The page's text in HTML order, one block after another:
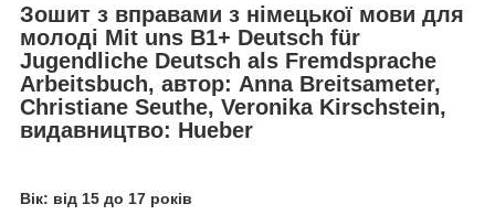
Зошит з вправами з німецької мови для
молоді Mit uns B1+ Deutsch für
Jugendliche Deutsch als Fremdsprache
Arbeitsbuch, автор: Anna Breitsameter,
Christiane Seuthe, Veronika Kirschstein,
видавництво: Hueber
Вік: від 15 до 17 років